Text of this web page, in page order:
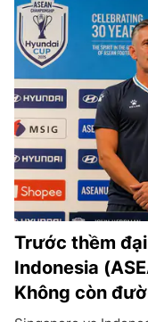
Trước thềm
Indonesia
Không còn